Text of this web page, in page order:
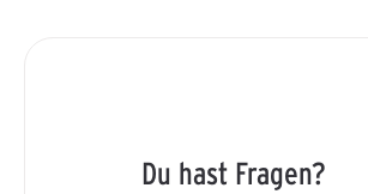
Du hast Fragen?